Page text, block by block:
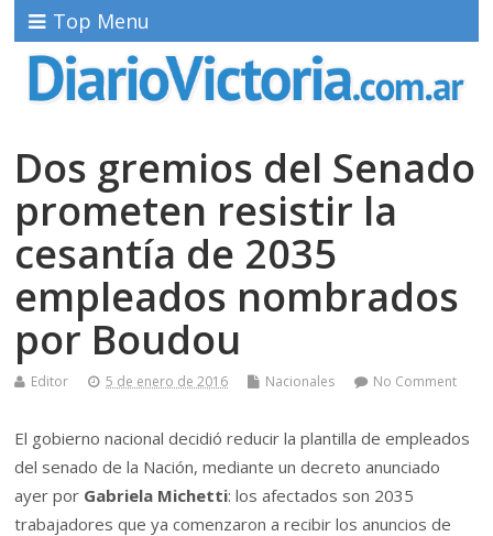
Top Menu
Dos gremios del Senado
prometen resistir la
cesantía de 2035
empleados nombrados
por Boudou
Editor 5 de enero de 2016 Nacionales No Comment
El gobierno nacional decidió reducir la plantilla de empleados
del senado de la Nación, mediante un decreto anunciado
ayer por Gabriela Michetti: los afectados son 2035
trabajadores que ya comenzaron a recibir los anuncios de